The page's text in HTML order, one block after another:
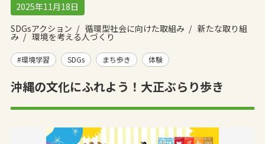
2025年11月18日
SDGsアクション
循環型社会に向けた取組み 新たな取り組
み 環境を考える人づくり
#環境学習 SDGs まち歩き 体験
沖縄の文化にふれよう！大正ぶらり歩き